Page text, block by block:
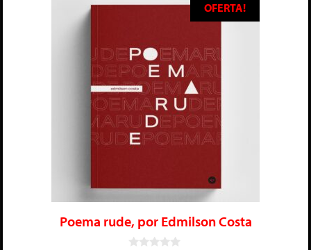
OFERTA!
Poema rude, por Edmilson Costa